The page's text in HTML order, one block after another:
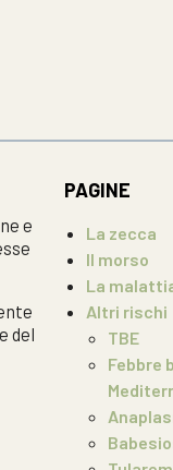
e
del
PAGINE
La zecca
Il morso
La
Altri rischi
TBE
Febbre